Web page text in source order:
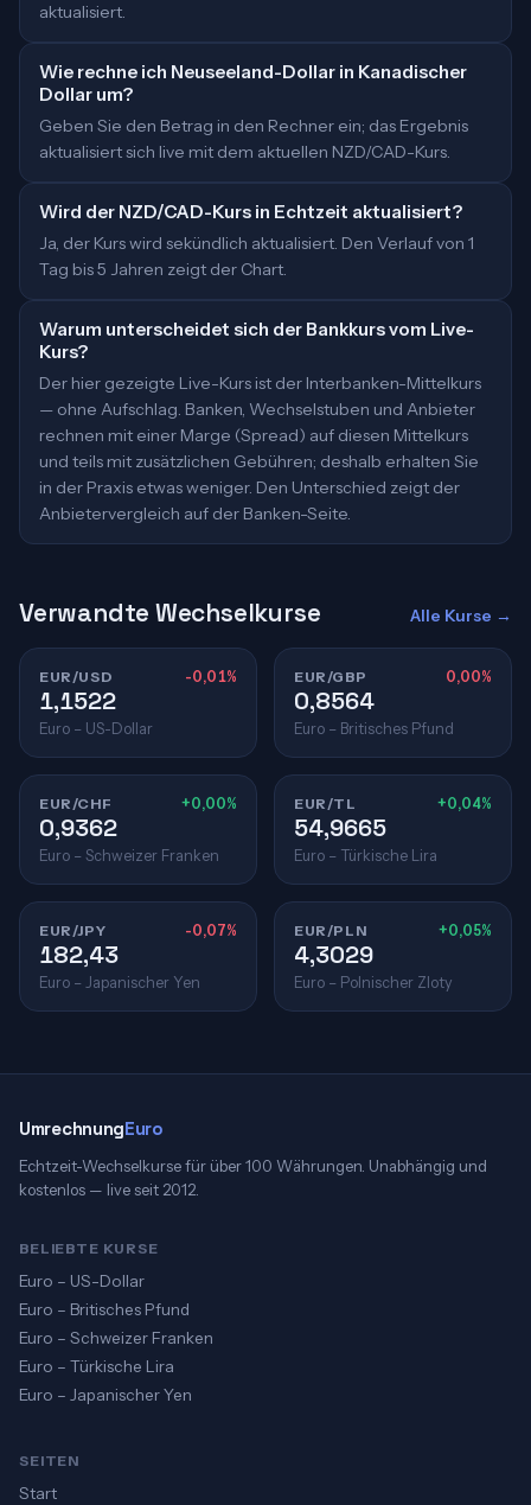
aktualisiert.
Wie rechne ich Neuseeland-Dollar in Kanadischer
Dollar um?
Geben Sie den Betrag in den Rechner ein; das Ergebnis
aktualisiert sich live mit dem aktuellen NZD/CAD-Kurs.
Wird der NZD/CAD-Kurs in Echtzeit aktualisiert?
Ja, der Kurs wird sekündlich aktualisiert. Den Verlauf von 1
Tag bis 5 Jahren zeigt der Chart.
Warum unterscheidet sich der Bankkurs vom Live-
Kurs?
Der hier gezeigte Live-Kurs ist der Interbanken-Mittelkurs
— ohne Aufschlag. Banken, Wechselstuben und Anbieter
rechnen mit einer Marge (Spread) auf diesen Mittelkurs
und teils mit zusätzlichen Gebühren; deshalb erhalten Sie
in der Praxis etwas weniger. Den Unterschied zeigt der
Anbietervergleich auf der Banken-Seite.
Verwandte Wechselkurse Alle Kurse →
EUR/USD -0,01%
1,1522
Euro – US-Dollar
EUR/GBP 0,00%
0,8564
Euro – Britisches Pfund
EUR/CHF +0,00%
0,9362
Euro – Schweizer Franken
EUR/TL +0,04%
54,9665
Euro – Türkische Lira
EUR/JPY -0,07%
182,43
Euro – Japanischer Yen
EUR/PLN +0,05%
4,3029
Euro – Polnischer Zloty
UmrechnungEuro
Echtzeit-Wechselkurse für über 100 Währungen. Unabhängig und
kostenlos — live seit 2012.
BELIEBTE KURSE
Euro – US-Dollar
Euro – Britisches Pfund
Euro – Schweizer Franken
Euro – Türkische Lira
Euro – Japanischer Yen
SEITEN
Start